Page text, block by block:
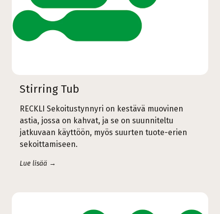
Stirring Tub
RECKLI Sekoitustynnyri on kestävä muovinen
astia, jossa on kahvat, ja se on suunniteltu
jatkuvaan käyttöön, myös suurten tuote-erien
sekoittamiseen.
Lue lisää →